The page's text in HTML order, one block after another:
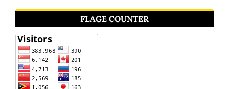
FLAGE COUNTER